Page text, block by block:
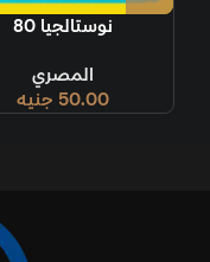
نوستالجيا 80
المصري
50.00 جنيه